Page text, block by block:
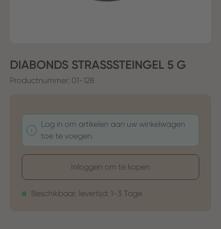
DIABONDS STRASSSTEINGEL 5 G
Productnummer: 01-128
Log in om artikelen aan uw winkelwagen
toe te voegen.
Inloggen om te kopen
Beschikbaar, levertijd: 1-3 Tage